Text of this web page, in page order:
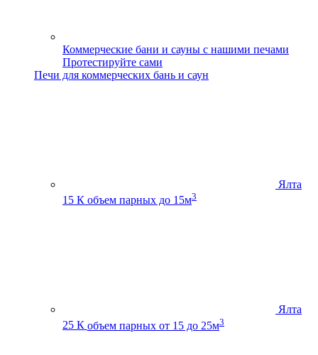
Коммерческие бани и сауны с нашими печами
Протестируйте сами
Печи для коммерческих бань и саун
Ялта
15 К объем парных до 15м3
Ялта
25 К объем парных от 15 до 25м3